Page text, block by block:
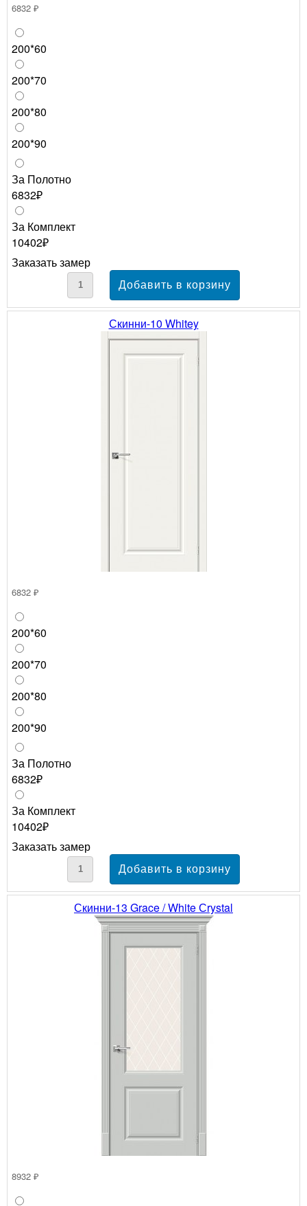
6832 ₽
200*60
200*70
200*80
200*90
За Полотно
6832₽
За Комплект
10402₽
Заказать замер
Скинни-10 Whitey
6832 ₽
200*60
200*70
200*80
200*90
За Полотно
6832₽
За Комплект
10402₽
Заказать замер
Скинни-13 Grace / White Сrystal
8932 ₽